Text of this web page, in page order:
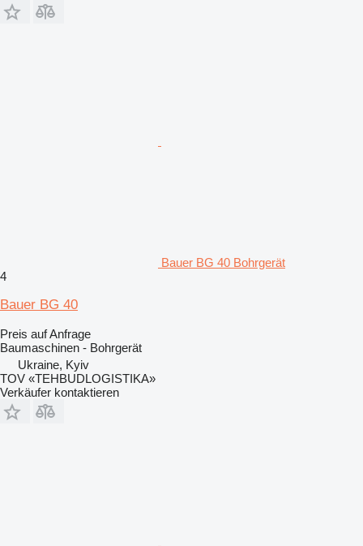
Bauer BG 40 Bohrgerät
4
Bauer BG 40
Preis auf Anfrage
Baumaschinen - Bohrgerät
Ukraine, Kyiv
TOV «TEHBUDLOGISTIKA»
Verkäufer kontaktieren